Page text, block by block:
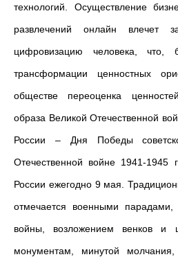
технологий. Осуществление
развлечений онлайн влечет
цифровизацию человека, что,
трансформации ценностных
обществе переоценка
образа Великой Отечественной
России – Дня Победы
Отечественной войне 1941-1945
России ежегодно 9 мая.
отмечается военными парадами,
войны, возложением венков и
монументам, минутой